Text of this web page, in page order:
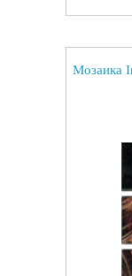
Мозаика